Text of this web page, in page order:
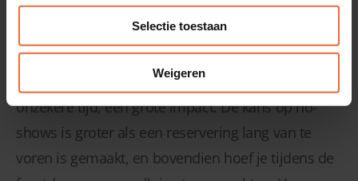
Selectie toestaan
Weigeren
Het niet komen opdagen van gasten heeft tijdens
de drukke kerstdagen, en met name in deze
onzekere tijd, een grote impact. De kans op no-
shows is groter als een reservering lang van te
voren is gemaakt, en bovendien hoef je tijdens de